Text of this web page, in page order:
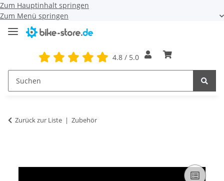
Zum Hauptinhalt springen
Zum Menü springen
4.8 / 5.0
Zurück zur Liste Zubehör